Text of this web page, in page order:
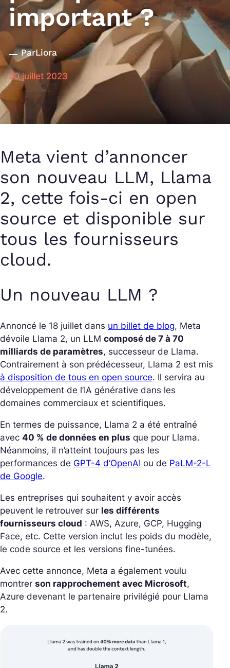
important ?
ParLiora
20 juillet 2023
Meta vient d’annoncer
son nouveau LLM, Llama
2, cette fois-ci en open
source et disponible sur
tous les fournisseurs
cloud.
Un nouveau LLM ?
Annoncé le 18 juillet dans un billet de blog, Meta
dévoile Llama 2, un LLM composé de 7 à 70
milliards de paramètres, successeur de Llama.
Contrairement à son prédécesseur, Llama 2 est mis
à disposition de tous en open source. Il servira au
développement de l’IA générative dans les
domaines commerciaux et scientifiques.
En termes de puissance, Llama 2 a été entraîné
avec 40 % de données en plus que pour Llama.
Néanmoins, il n’atteint toujours pas les
performances de GPT-4 d’OpenAI ou de PaLM-2-L
de Google.
Les entreprises qui souhaitent y avoir accès
peuvent le retrouver sur les différents
fournisseurs cloud : AWS, Azure, GCP, Hugging
Face, etc. Cette version inclut les poids du modèle,
le code source et les versions fine-tunées.
Avec cette annonce, Meta a également voulu
montrer son rapprochement avec Microsoft,
Azure devenant le partenaire privilégié pour Llama
2.